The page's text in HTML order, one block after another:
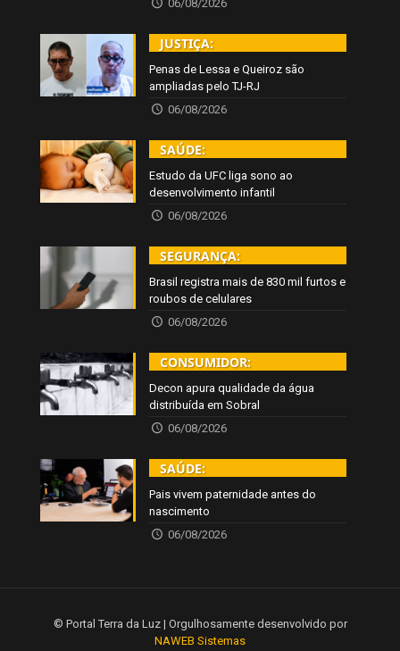
06/08/2026
JUSTIÇA:
Penas de Lessa e Queiroz são
ampliadas pelo TJ-RJ
06/08/2026
SAÚDE:
Estudo da UFC liga sono ao
desenvolvimento infantil
06/08/2026
SEGURANÇA:
Brasil registra mais de 830 mil furtos e
roubos de celulares
06/08/2026
CONSUMIDOR:
Decon apura qualidade da água
distribuída em Sobral
06/08/2026
SAÚDE:
Pais vivem paternidade antes do
nascimento
06/08/2026
© Portal Terra da Luz | Orgulhosamente desenvolvido por
NAWEB Sistemas